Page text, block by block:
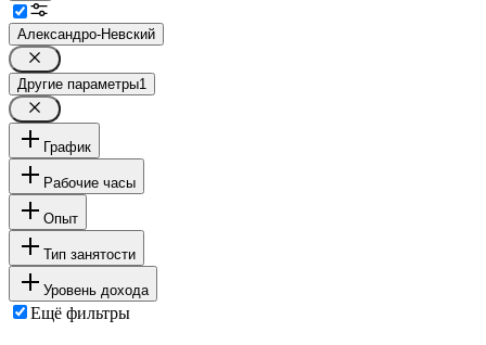
Александро-Невский
Другие параметры1
График
Рабочие часы
Опыт
Тип занятости
Уровень дохода
Ещё фильтры